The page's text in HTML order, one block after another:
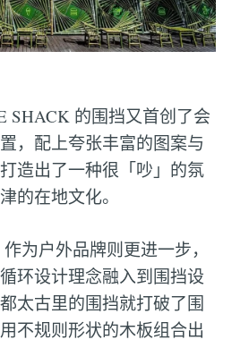
SHACK 的围挡又首创了会
，配上夸张丰富的图案与
造出了一种很「吵」的氛
的在地文化。
为户外品牌则更进一步，
环设计理念融入到围挡设
太古里的围挡就打破了围
不规则形状的木板组合出